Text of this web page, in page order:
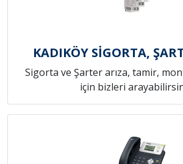
KADIKÖY SİGORTA,
Sigorta ve Şarter arıza, tamir,
için bizleri